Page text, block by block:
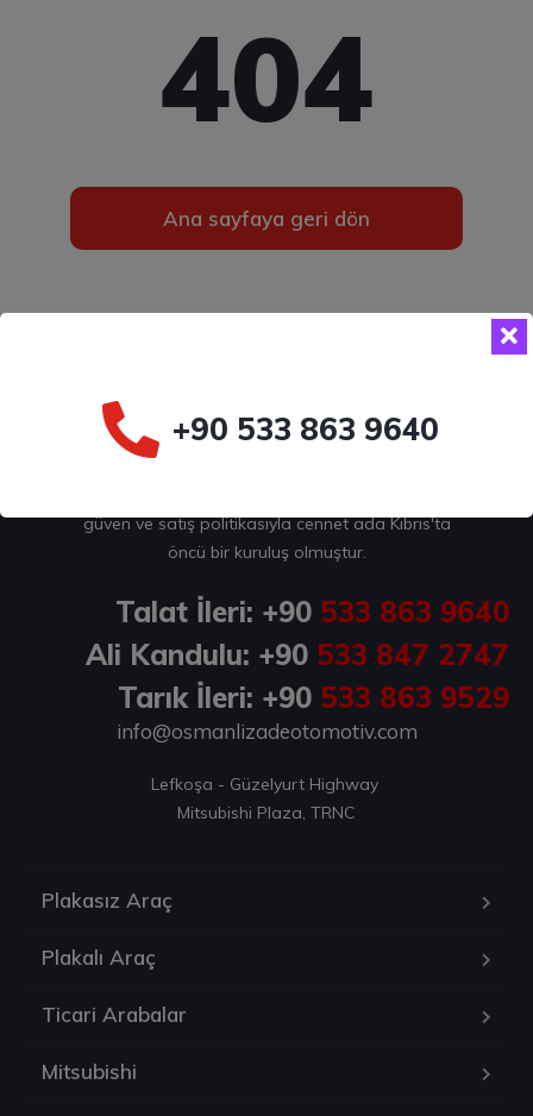
404
Ana sayfaya geri dön
güven ve satış politikasıyla cennet ada Kıbrıs'ta
öncü bir kuruluş olmuştur.
Talat İleri: +90 533 863 9640
Ali Kandulu: +90 533 847 2747
Tarık İleri: +90 533 863 9529
info@osmanlizadeotomotiv.com
Lefkoşa - Güzelyurt Highway
Mitsubishi Plaza, TRNC
Plakasız Araç
Plakalı Araç
Ticari Arabalar
Mitsubishi
+90 533 863 9640